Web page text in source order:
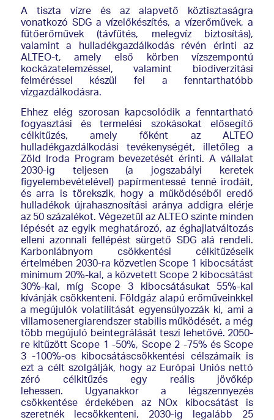
A tiszta vízre és az alapvető köztisztaságra
vonatkozó SDG a vízelőkészítés, a vízerőművek, a
fűtőerőművek (távfűtés, melegvíz biztosítás),
valamint a hulladékgazdálkodás révén érinti az
ALTEO-t, amely első körben vízszempontú
kockázatelemzéssel, valamint biodiverzitási
felméréssel készül fel a fenntarthatóbb
vízgazdálkodásra.
Ehhez elég szorosan kapcsolódik a fenntartható
fogyasztási és termelési szokásokat elősegítő
célkitűzés, amely főként az ALTEO
hulladékgazdálkodási tevékenységét, illetőleg a
Zöld Iroda Program bevezetését érinti. A vállalat
2030-ig teljesen (a jogszabályi keretek
figyelembevételével) papírmentessé tenné irodáit,
és arra is törekszik, hogy a működéséből eredő
hulladékok újrahasznosítási aránya addigra elérje
az 50 százalékot. Végezetül az ALTEO szinte minden
lépését az egyik meghatározó, az éghajlatváltozás
elleni azonnali fellépést sürgető SDG alá rendeli.
Karbonlábnyom csökkentési célkitűzéseik
értelmében 2030-ra közvetlen Scope 1 kibocsátást
minimum 20%-kal, a közvetett Scope 2 kibocsátást
30%-kal, míg Scope 3 kibocsátásukat 55%-kal
kívánják csökkenteni. Földgáz alapú erőműveinkkel
a megújulók volatilitását egyensúlyozzák ki, ami a
villamosenergiarendszer stabilis működését, a még
több megújuló beintegrálását teszi lehetővé. 2050-
re kitűzött Scope 1 -50%, Scope 2 -75% és Scope
3 -100%-os kibocsátáscsökkentési célszámaik is
ezt a célt szolgálják, hogy az Európai Uniós nettó
zéró célkitűzés egy reális jövőkép
lehessen. Ugyanakkor a légszennyezés
csökkentése érdekében az NOx kibocsátást is
szeretnék lecsökkenteni, 2030-ig legalább 25